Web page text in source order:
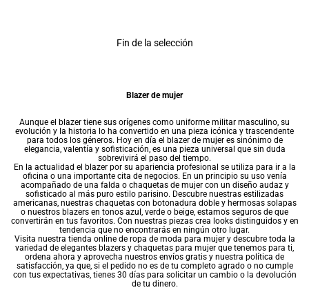
Fin de la selección
Blazer de mujer
Aunque el blazer tiene sus orígenes como uniforme militar masculino, su
evolución y la historia lo ha convertido en una pieza icónica y trascendente
para todos los géneros. Hoy en día el blazer de mujer es sinónimo de
elegancia, valentía y sofisticación, es una pieza universal que sin duda
sobrevivirá el paso del tiempo.
En la actualidad el blazer por su apariencia profesional se utiliza para ir a la
oficina o una importante cita de negocios. En un principio su uso venía
acompañado de una falda o chaquetas de mujercon un diseño audaz y
sofisticado al más puro estilo parisino. Descubre nuestras estilizadas
americanas, nuestras chaquetas con botonadura doble y hermosas solapas
o nuestros blazers en tonos azul, verde o beige, estamos seguros de que
convertirán en tus favoritos. Con nuestras piezas crea looks distinguidos y en
tendencia que no encontrarás en ningún otro lugar.
Visita nuestra tienda online de ropa de moda para mujery descubre toda la
variedad de elegantes blazers y chaquetas para mujer que tenemos para ti,
ordena ahora y aprovecha nuestros envíos gratis y nuestra política de
satisfacción, ya que, si el pedido no es de tu completo agrado o no cumple
con tus expectativas, tienes 30 días para solicitar un cambio o la devolución
de tu dinero.